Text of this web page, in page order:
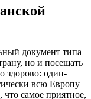
документ типа
но и посещать
здорово: один-
всю Европу
самое приятное,